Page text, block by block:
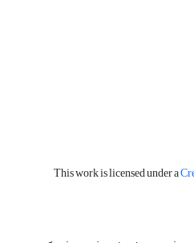
This work is licensed under a